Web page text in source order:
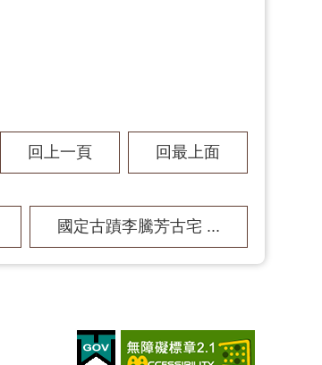
回上一頁 回最上面
國定古蹟李騰芳古宅 ...